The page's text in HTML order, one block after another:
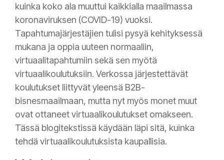
kuinka koko ala muuttui kaikkialla maailmassa
koronaviruksen (COVID-19) vuoksi.
Tapahtumajärjestäjien tulisi pysyä kehityksessä
mukana ja oppia uuteen normaaliin,
virtuaalitapahtumiin sekä sen myötä
virtuaalikoulutuksiin. Verkossa järjestettävät
koulutukset liittyvät yleensä B2B-
bisnesmaailmaan, mutta nyt myös monet muut
ovat ottaneet virtuaalikoulutukset omakseen.
Tässä blogitekstissä käydään läpi sitä, kuinka
tehdä virtuaalikoulutuksista kaupallisia.